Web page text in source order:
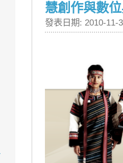
慧創作與數
發表日期: 2010-11-